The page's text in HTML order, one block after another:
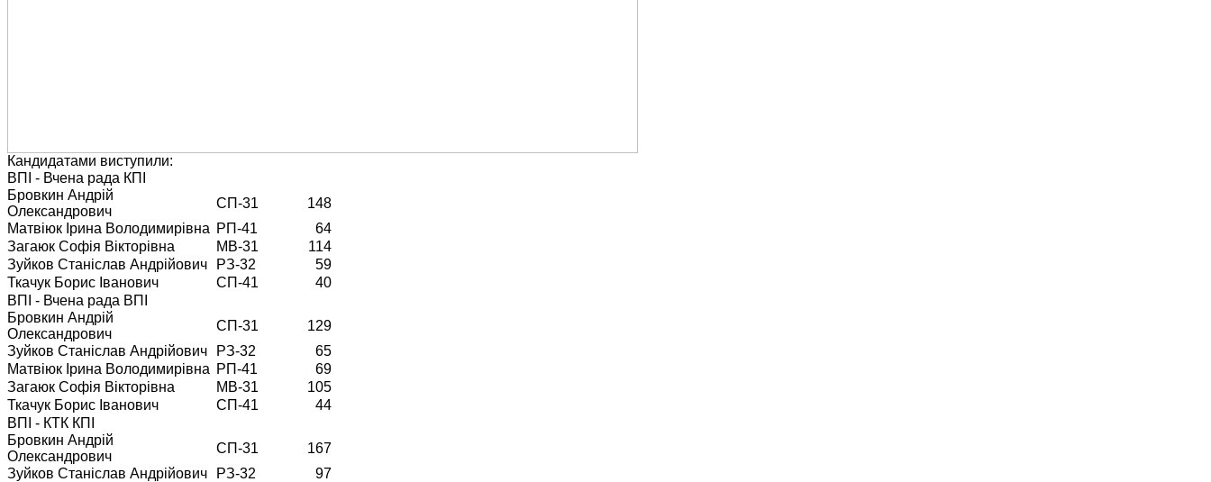
Кандидатами виступили:
ВПІ - Вчена рада КПІ
Бровкин Андрій
Олександрович
СП-31
148
Матвіюк Ірина Володимирівна РП-41
64
Загаюк Софія Вікторівна
МВ-31
114
Зуйков Станіслав Андрійович
РЗ-32
59
Ткачук Борис Іванович
СП-41
40
ВПІ - Вчена рада ВПІ
Бровкин Андрій
Олександрович
СП-31
129
Зуйков Станіслав Андрійович
РЗ-32
65
Матвіюк Ірина Володимирівна РП-41
69
Загаюк Софія Вікторівна
МВ-31
105
Ткачук Борис Іванович
СП-41
44
ВПІ - КТК КПІ
Бровкин Андрій
Олександрович
СП-31
167
Зуйков Станіслав Андрійович
РЗ-32
97